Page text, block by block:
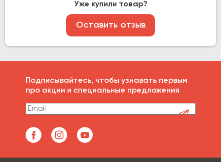
Уже купили товар?
Оставить отзыв
Подписывайтесь, чтобы узнавать первым
про акции и специальные предложения